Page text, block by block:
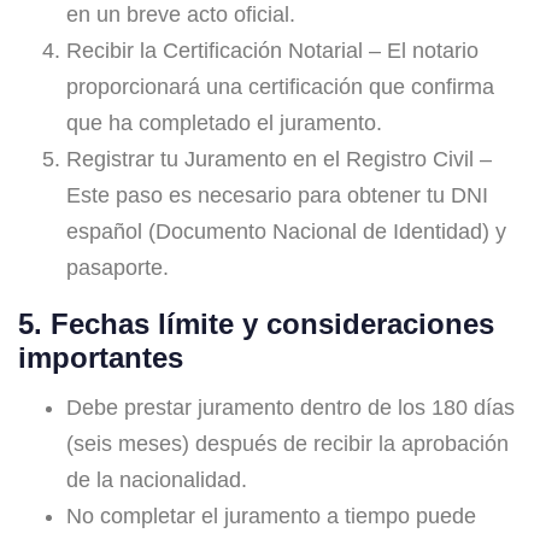
en un breve acto oficial.
Recibir la Certificación Notarial – El notario
proporcionará una certificación que confirma
que ha completado el juramento.
Registrar tu Juramento en el Registro Civil –
Este paso es necesario para obtener tu DNI
español (Documento Nacional de Identidad) y
pasaporte.
5. Fechas límite y consideraciones
importantes
Debe prestar juramento dentro de los 180 días
(seis meses) después de recibir la aprobación
de la nacionalidad.
No completar el juramento a tiempo puede